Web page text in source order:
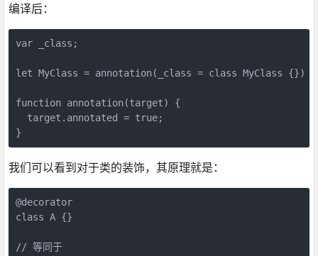
编译后：
var _class;
let MyClass = annotation(_class = class MyClass {})
function annotation(target) {
  target.annotated = true;
}
我们可以看到对于类的装饰，其原理就是：
@decorator
class A {}
// 等同于